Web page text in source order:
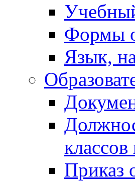
Формы
Язык,
Приказ